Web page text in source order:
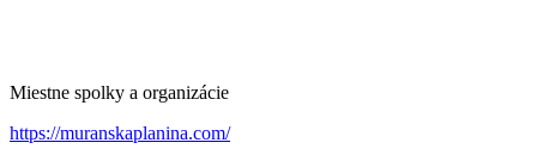
Miestne spolky a organizácie
https://muranskaplanina.com/